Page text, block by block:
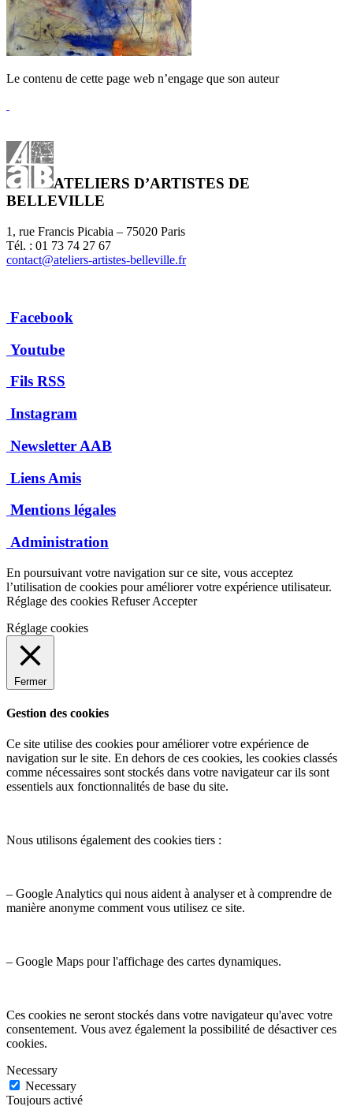
Le contenu de cette page web n’engage que son auteur
ATELIERS D’ARTISTES DE
BELLEVILLE
1, rue Francis Picabia – 75020 Paris
Tél. : 01 73 74 27 67
contact@ateliers-artistes-belleville.fr
Facebook
Youtube
Fils RSS
Instagram
Newsletter AAB
Liens Amis
Mentions légales
Administration
En poursuivant votre navigation sur ce site, vous acceptez
l’utilisation de cookies pour améliorer votre expérience utilisateur.
Réglage des cookies Refuser Accepter
Réglage cookies
Fermer
Gestion des cookies
Ce site utilise des cookies pour améliorer votre expérience de
navigation sur le site. En dehors de ces cookies, les cookies classés
comme nécessaires sont stockés dans votre navigateur car ils sont
essentiels aux fonctionnalités de base du site.
Nous utilisons également des cookies tiers :
– Google Analytics qui nous aident à analyser et à comprendre de
manière anonyme comment vous utilisez ce site.
– Google Maps pour l'affichage des cartes dynamiques.
Ces cookies ne seront stockés dans votre navigateur qu'avec votre
consentement. Vous avez également la possibilité de désactiver ces
cookies.
Necessary
Necessary
Toujours activé